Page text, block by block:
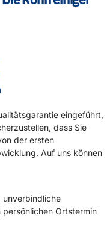
eingeführt,
dass Sie
der ersten
Auf uns können
unverbindliche
Ortstermin